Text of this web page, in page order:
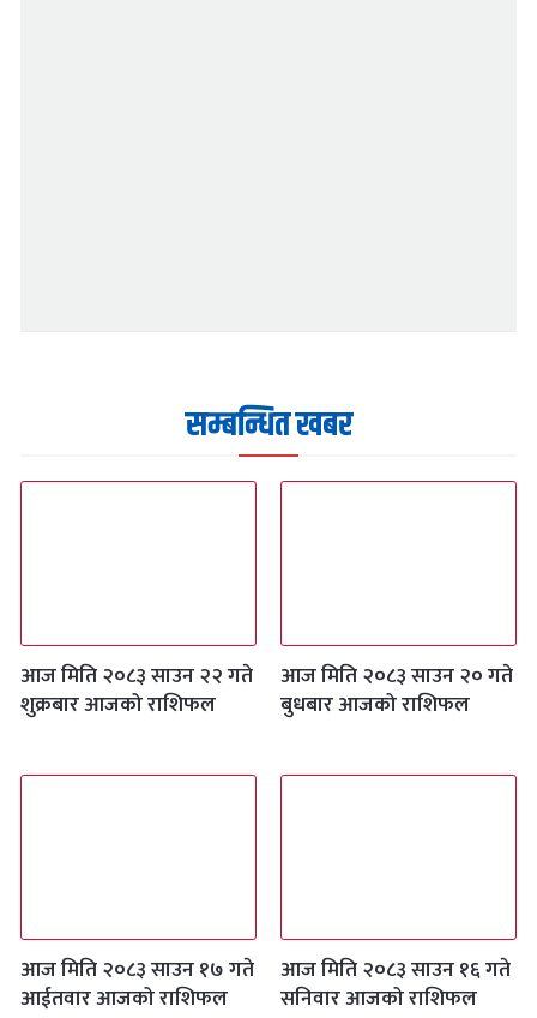
सम्बन्धित खबर
आज मिति २०८३ साउन २२ गते
शुक्रबार आजको राशिफल
आज मिति २०८३ साउन २० गते
बुधबार आजको राशिफल
आज मिति २०८३ साउन १७ गते
आईतवार आजको राशिफल
आज मिति २०८३ साउन १६ गते
सनिवार आजको राशिफल